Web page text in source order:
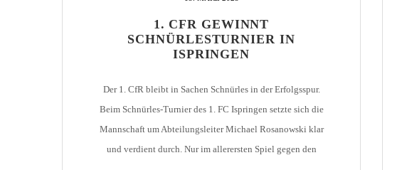
LIGA – ZUSCHAUER
LIGA – FAIRNESSTABELLE
SCHIEDSRICHTER
EISHOCKEY
MITGLIEDSCHAFT
HISTORIE
SAISON 2015/2016
1. CFR GEWINNT
SCHNÜRLESTURNIER IN
ISPRINGEN
Der 1. CfR bleibt in Sachen Schnürles in der Erfolgsspur.
Beim Schnürles-Turnier des 1. FC Ispringen setzte sich die
Mannschaft um Abteilungsleiter Michael Rosanowski klar
und verdient durch. Nur im allerersten Spiel gegen den